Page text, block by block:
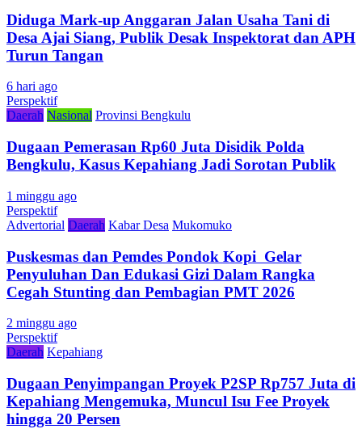
Diduga Mark-up Anggaran Jalan Usaha Tani di
Desa Ajai Siang, Publik Desak Inspektorat dan APH
Turun Tangan
6 hari ago
Perspektif
Daerah Nasional Provinsi Bengkulu
Dugaan Pemerasan Rp60 Juta Disidik Polda
Bengkulu, Kasus Kepahiang Jadi Sorotan Publik
1 minggu ago
Perspektif
Advertorial Daerah Kabar Desa Mukomuko
Puskesmas dan Pemdes Pondok Kopi Gelar
Penyuluhan Dan Edukasi Gizi Dalam Rangka
Cegah Stunting dan Pembagian PMT 2026
2 minggu ago
Perspektif
Daerah Kepahiang
Dugaan Penyimpangan Proyek P2SP Rp757 Juta di
Kepahiang Mengemuka, Muncul Isu Fee Proyek
hingga 20 Persen